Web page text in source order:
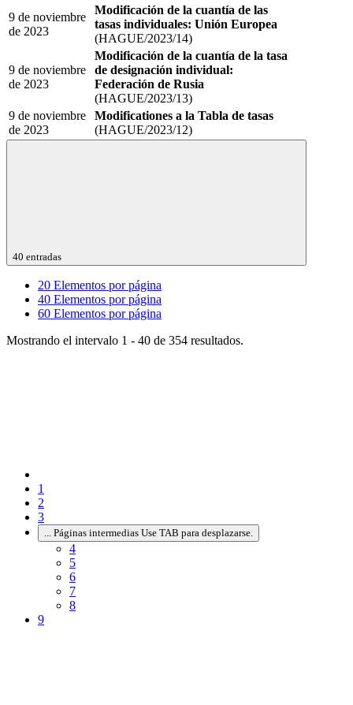
9 de noviembre
de 2023
Modificación de la cuantía de las
tasas individuales: Unión Europea
(HAGUE/2023/14)
9 de noviembre
de 2023
Modificación de la cuantía de la tasa
de designación individual:
Federación de Rusia
(HAGUE/2023/13)
9 de noviembre
de 2023
Modificationes a la Tabla de tasas
(HAGUE/2023/12)
40 entradas
20 Elementos por página
40 Elementos por página
60 Elementos por página
Mostrando el intervalo 1 - 40 de 354 resultados.
1
2
3
Páginas intermedias Use TAB para desplazarse.
4
5
6
7
8
9